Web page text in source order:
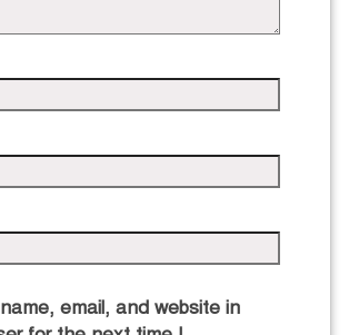
email, and website in